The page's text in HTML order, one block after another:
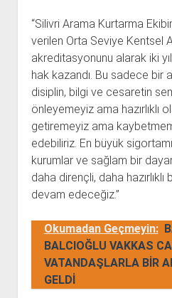
“Silivri Arama Kurtarma
verilen Orta Seviye Kentsel
akreditasyonunu alarak iki
hak kazandı. Bu sadece bir
disiplin, bilgi ve cesaretin
önleyemeyiz ama hazırlıklı
getiremeyiz ama
edebiliriz. En büyük
kurumlar ve sağlam bir
daha dirençli, daha
devam edeceğiz.”
Okumadan Geçmeyin:
BALCIOĞLU VAKKAS
VATANDAŞLARLA BİR
GELDİ